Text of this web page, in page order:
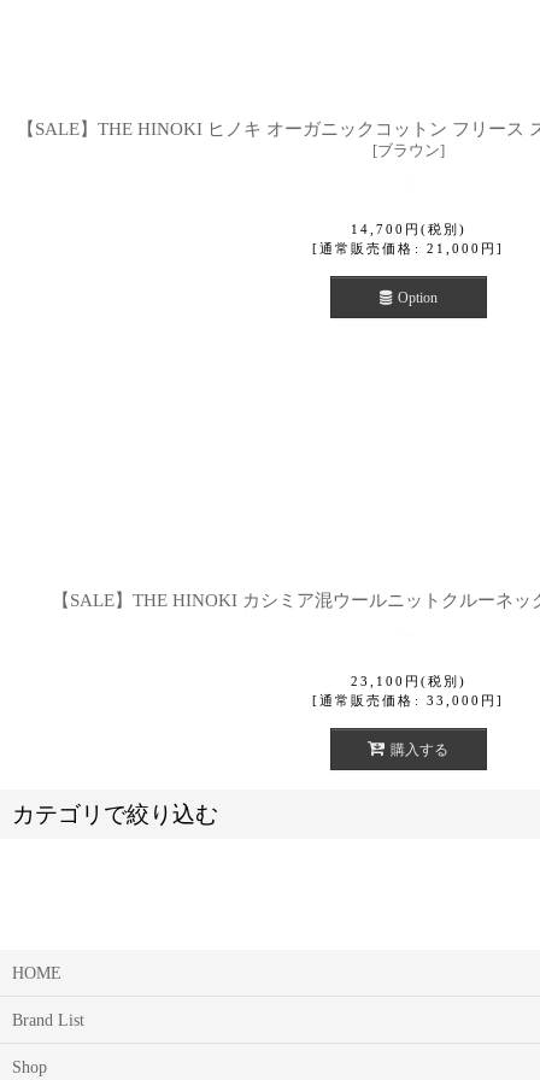
【SALE】THE HINOKI ヒノキ オーガニックコットン フリース
[ブラウン]
14,700 円 (税別)
[通常販売価格 : 21,000 円 ]
Option
【SALE】THE HINOKI カシミア混ウールニットクルーネッ
23,100 円 (税別)
[通常販売価格 : 33,000 円 ]
購入する
カテゴリで絞り込む
SALE【セール】 (全商品)
YAECA 【ヤエカ】 YAECA WRITE 【ヤエカライト】 MEN’S
HOME
Brand List
Shop